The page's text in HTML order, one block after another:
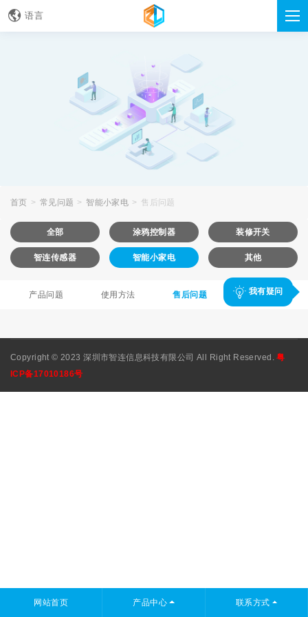
语言
首页 常见问题 智能小家电 售后问题
我有疑问
全部 涂鸦控制器 装修开关
智连传感器 智能小家电 其他
产品问题 使用方法 售后问题 其他问题
Copyright © 2023 深圳市智连信息科技有限公司 All Right Reserved.粤
ICP备17010186号
网站首页 产品中心 联系方式